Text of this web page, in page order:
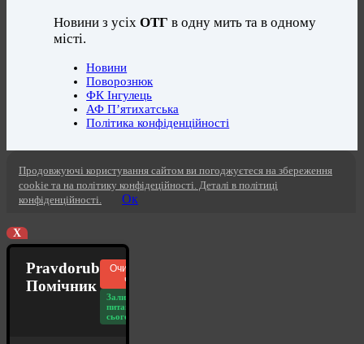
Новини з усіхОТГ в одну мить та в одному
місті.
Новини
Поворознюк
ФК Інгулець
АФ П’ятихатська
Політика конфіденційності
Продовжуючі користування сайтом ви погоджуєтеся на збереження
cookie та на політику конфідеційності. Деталі в політиці
конфіденційності.
Ок
X
Pravdorub
Помічник
Очистити
чат
Залишилось
питань
сьогодні: 20